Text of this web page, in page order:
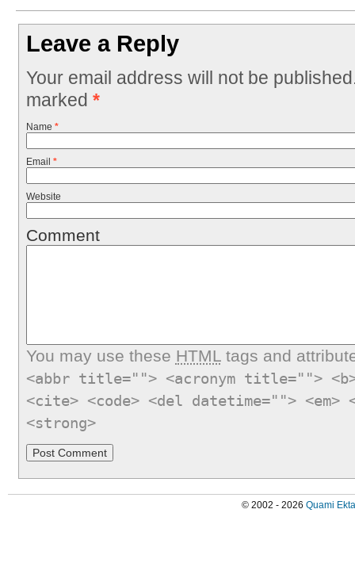
Leave a Reply
Your email address will not be
marked *
Name *
Email *
Website
Comment
You may use these HTMLtags and
<abbr title=""> <acronym title="">
<cite> <code> <del datetime="">
<strong>
© 2002 - 2026 Quami